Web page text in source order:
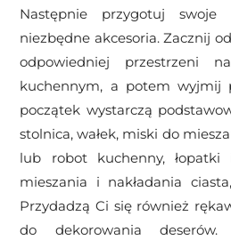
Następnie przygotuj
niezbędne akcesoria. Zacznij
odpowiedniej przestrzeni
kuchennym, a potem wyjmij
początek wystarczą
stolnica, wałek, miski do
lub robot kuchenny, łopatki
mieszania i nakładania
Przydadzą Ci się również
do dekorowania